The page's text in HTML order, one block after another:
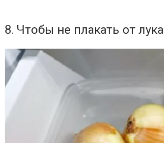
8. Чтобы не плакать от